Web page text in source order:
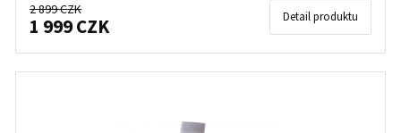
2 899 CZK
1 999 CZK Detail produktu